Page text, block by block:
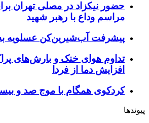
حضور نیکزاد در مصلی تهران
مراسم وداع با رهبر شهید
پیشرفت آب‌شیرین‌کن عسلویه به ۶۰ درصد
تداوم هوای خنک و بارش‌های
افزایش دما از فردا
کردکوی همگام با موج صد و
پیوندها